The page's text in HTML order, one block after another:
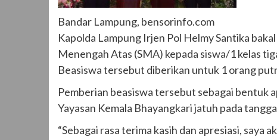
Bandar Lampung, bensorinfo.com
Kapolda Lampung Irjen Pol Helmy Santika
Menengah Atas (SMA) kepada siswa/1 kelas
Beasiswa tersebut diberikan untuk 1 orang
Pemberian beasiswa tersebut sebagai bentuk
Yayasan Kemala Bhayangkari jatuh pada
“Sebagai rasa terima kasih dan apresiasi, saya